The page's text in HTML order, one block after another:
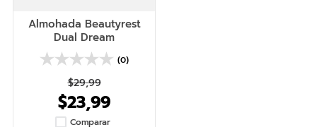
Almohada Beautyrest
Dual Dream
(0)
$29,99
$23,99
Comparar